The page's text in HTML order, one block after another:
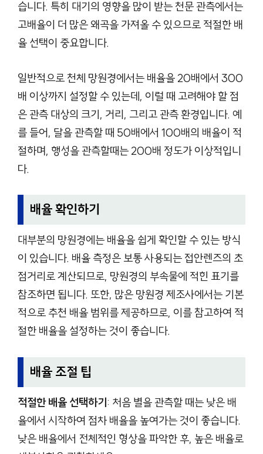
습니다. 특히 대기의 영향을 많이 받는 천문 관측에서는
고배율이 더 많은 왜곡을 가져올 수 있으므로 적절한 배
율 선택이 중요합니다.
일반적으로 천체 망원경에서는 배율을 20배에서 300
배 이상까지 설정할 수 있는데, 이럴 때 고려해야 할 점
은 관측 대상의 크기, 거리, 그리고 관측 환경입니다. 예
를 들어, 달을 관측할 때 50배에서 100배의 배율이 적
절하며, 행성을 관측할때는 200배 정도가 이상적입니
다.
배율 확인하기
대부분의 망원경에는 배율을 쉽게 확인할 수 있는 방식
이 있습니다. 배율 측정은 보통 사용되는 접안렌즈의 초
점거리로 계산되므로, 망원경의 부속물에 적힌 표기를
참조하면 됩니다. 또한, 많은 망원경 제조사에서는 기본
적으로 추천 배율 범위를 제공하므로, 이를 참고하여 적
절한 배율을 설정하는 것이 좋습니다.
배율 조절 팁
적절한 배율 선택하기: 처음 별을 관측할 때는 낮은 배
율에서 시작하여 점차 배율을 높여가는 것이 좋습니다.
낮은 배율에서 전체적인 형상을 파악한 후, 높은 배율로